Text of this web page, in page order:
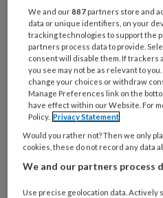
welke
organisatie
werk
je?
Untitled
Ontvang 2x per
Ontvang iedere
Management
Weekoverzicht
Ja, ik geef
We and our887 partners store and
data or unique identifiers, on your
tracking technologies to support the
partners process data to provide.
consent will disable them. If trackers
you see may not be as relevant to
change your choices or withdraw
Manage Preferences link on the
have effect within our Website. For
Policy. Privacy Statement
Would you rather not? Then we only
cookies, these do not record any data
We and our partners process
Use precise geolocation data.